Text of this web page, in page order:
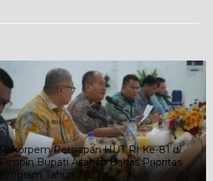
Rakorpem Persiapan HUT RI Ke-81 di
Pimpin Bupati Asahan Bahas Prioritas
Program Tahun 2027